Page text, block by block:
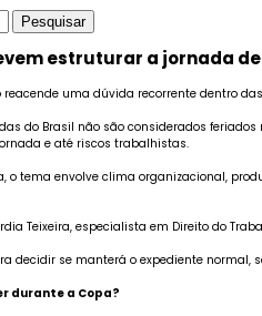
estruturar a jornada
uma dúvida recorrente dentro
do Brasil não são considerados
e até riscos trabalhistas.
o tema envolve clima organizacional,
Teixeira, especialista em Direito do
decidir se manterá o expediente
durante a Copa?